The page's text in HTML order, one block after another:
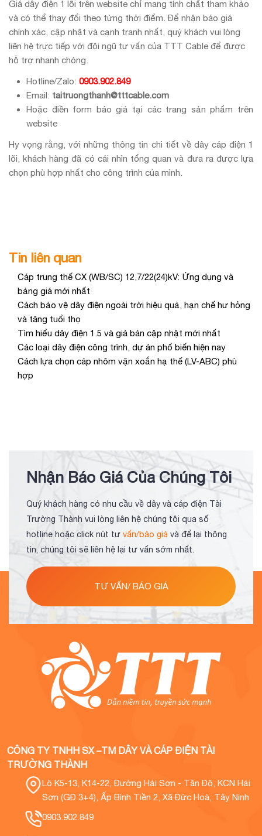
Giá dây điện 1 lõi trên website chỉ mang tính chất tham khảo
và có thể thay đổi theo từng thời điểm. Để nhận báo giá
chính xác, cập nhật và cạnh tranh nhất, quý khách vui lòng
liên hệ trực tiếp với đội ngũ tư vấn của TTT Cable để được
hỗ trợ nhanh chóng.
Hotline/Zalo: 0903.902.849
Email: taitruongthanh@tttcable.com
Hoặc điền form báo giá tại các trang sản phẩm trên
website
Hy vọng rằng, với những thông tin chi tiết về dây cáp điện 1
lõi, khách hàng đã có cái nhìn tổng quan và đưa ra được lựa
chọn phù hợp nhất cho công trình của mình.
Tin liên quan
Cáp trung thế CX (WB/SC) 12,7/22(24)kV: Ứng dụng và
bảng giá mới nhất
Cách bảo vệ dây điện ngoài trời hiệu quả, hạn chế hư hỏng
và tăng tuổi thọ
Tìm hiểu dây điện 1.5 và giá bán cập nhật mới nhất
Các loại dây điện công trình, dự án phổ biến hiện nay
Cách lựa chọn cáp nhôm vặn xoắn hạ thế (LV-ABC) phù
hợp
Nhận Báo Giá Của Chúng Tôi
Quý khách hàng có nhu cầu về dây và cáp điện Tài
Trường Thành vui lòng liên hệ chúng tôi qua số
hotline hoặc click nút tư vấn/báo giá và để lại thông
tin, chúng tôi sẽ liên hệ lại tư vấn sớm nhất.
TƯ VẤN/ BÁO GIÁ
CÔNG TY TNHH SX –TM DÂY VÀ CÁP ĐIỆN TÀI
TRƯỜNG THÀNH
Lô K5-13, K14-22, Đường Hải Sơn - Tân Đô, KCN Hải
Sơn (GĐ 3+4), Ấp Bình Tiền 2, Xã Đức Hoà, Tây Ninh
0903.902.849